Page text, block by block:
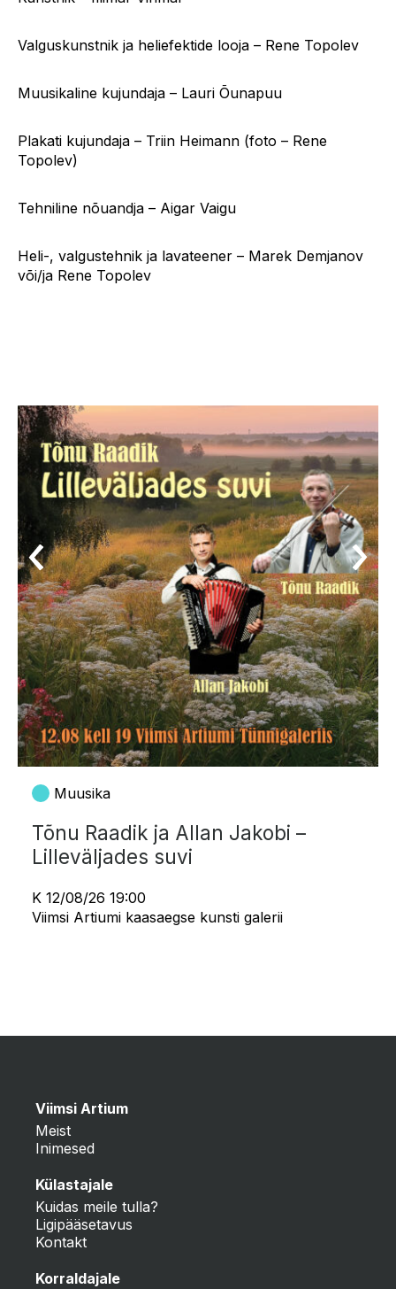
Valguskunstnik ja heliefektide looja – Rene Topolev
Muusikaline kujundaja – Lauri Õunapuu
Plakati kujundaja – Triin Heimann (foto – Rene
Topolev)
Tehniline nõuandja – Aigar Vaigu
Heli-, valgustehnik ja lavateener – Marek Demjanov
või/ja Rene Topolev
Muusika
Tõnu Raadik ja Allan Jakobi –
Lilleväljades suvi
K 12/08/26 19:00
Viimsi Artiumi kaasaegse kunsti galerii
Viimsi Artium
Meist
Inimesed
Külastajale
Kuidas meile tulla?
Ligipääsetavus
Kontakt
Korraldajale